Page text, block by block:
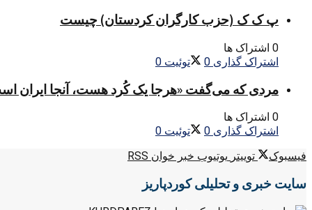
پ ک ک (حزب کارگران کردستان) چیست
0 اشتراک ها
اشتراک گذاری 0 توئیت 0
مردی که می‌گفت «هرجا یک کُرد هست، آنجا ایران
0 اشتراک ها
اشتراک گذاری 0 توئیت 0
فیسبوک
توییتر یوتیوب خبر خوان RSS
سایت خبری و تحلیلی کوردپاریز